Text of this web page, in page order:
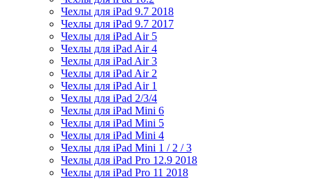
Чехлы для iPad 9.7 2018
Чехлы для iPad 9.7 2017
Чехлы для iPad Air 5
Чехлы для iPad Air 4
Чехлы для iPad Air 3
Чехлы для iPad Air 2
Чехлы для iPad Air 1
Чехлы для iPad 2/3/4
Чехлы для iPad Mini 6
Чехлы для iPad Mini 5
Чехлы для iPad Mini 4
Чехлы для iPad Mini 1 / 2 / 3
Чехлы для iPad Pro 12.9 2018
Чехлы для iPad Pro 11 2018